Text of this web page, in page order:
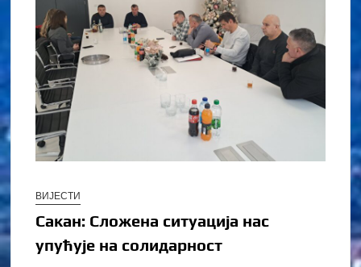
ВИЈЕСТИ
Сакан: Сложена ситуација нас
упућује на солидарност